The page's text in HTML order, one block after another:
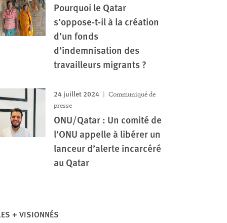
Pourquoi le Qatar
s’oppose-t-il à la création
d’un fonds
d’indemnisation des
travailleurs migrants ?
24 juillet 2024
Communiqué de
presse
ONU/Qatar : Un comité de
l’ONU appelle à libérer un
lanceur d’alerte incarcéré
au Qatar
+ VISIONNÉS